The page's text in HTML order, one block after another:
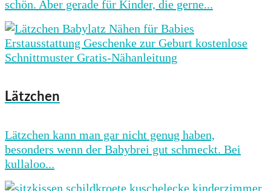
schön. Aber gerade für Kinder, die gerne...
Lätzchen
Lätzchen kann man gar nicht genug haben,
besonders wenn der Babybrei gut schmeckt. Bei
kullaloo...